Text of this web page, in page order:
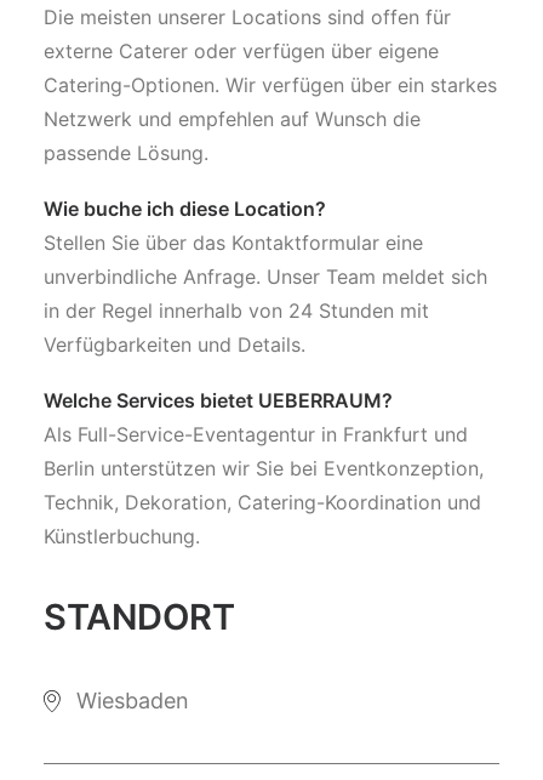
Die meisten unserer Locations sind offen für
externe Caterer oder verfügen über eigene
Catering-Optionen. Wir verfügen über ein starkes
Netzwerk und empfehlen auf Wunsch die
passende Lösung.
Wie buche ich diese Location?
Stellen Sie über das Kontaktformular eine
unverbindliche Anfrage. Unser Team meldet sich
in der Regel innerhalb von 24 Stunden mit
Verfügbarkeiten und Details.
Welche Services bietet UEBERRAUM?
Als Full-Service-Eventagentur in Frankfurt und
Berlin unterstützen wir Sie bei Eventkonzeption,
Technik, Dekoration, Catering-Koordination und
Künstlerbuchung.
STANDORT
Wiesbaden